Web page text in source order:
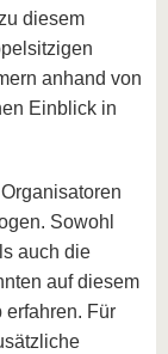
diesem
anhand von
Einblick in
Sowohl
auch die
auf diesem
Für